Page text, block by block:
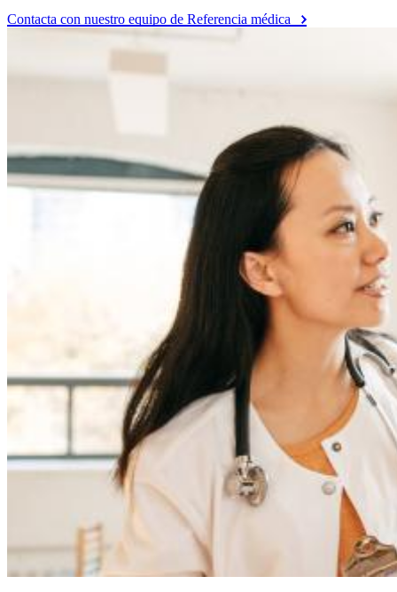
Contacta con nuestro equipo de Referencia médica